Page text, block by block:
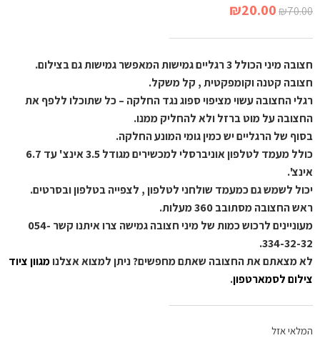
₪70.00
₪20.00
חצובה מיני הכולל 3 רגליים גמישות המאפשר גמישות גם בצילום.
חצובה קטנה וקומפקטית , קל משקל.
רגלי החצובה עשוי מציפוי ספוג נגד החלקה – כל שתוכלו ללפף את
החצובה על מוט ברזל ולא להחליק ממנו.
בסוף של הרגליים יש כמין גומי המונע החלקה.
כולל מעמד לטלפון אוניברסלי למכשירים מגודל 3.5 אינצ' עד 6.7
אינצ'.
יכול לשמש גם כמעמד שולחני לטלפון , לצפייה בטלפון ובסרטים.
ראש החצובה מסתובב 360 מעלות.
מעוניינים לרכוש כמות של מיני חצובה גמישה צרו איתנו קשר 054-
334-32-32.
לא מצאתם את החצובה שאתם מחפשים? ניתן למצוא אצלנומגוון ציוד
צילום לסמארטפון.
המלאי אזל